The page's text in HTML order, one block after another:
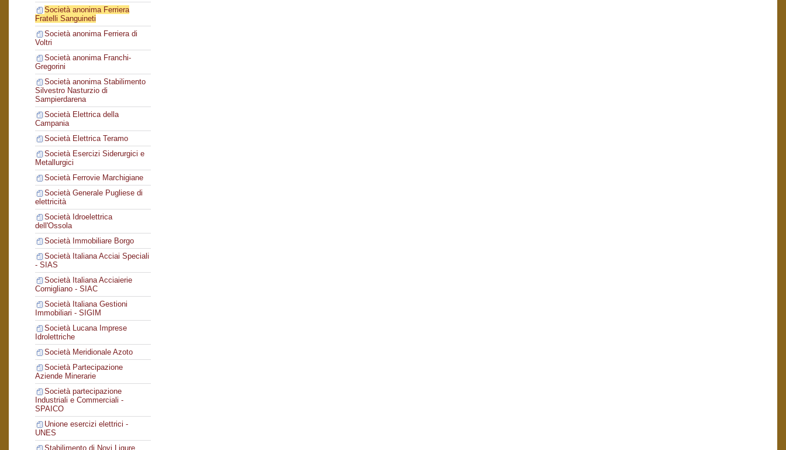
Società anonima Ferriera
Fratelli Sanguineti
Società anonima Ferriera di
Voltri
Società anonima Franchi-
Gregorini
Società anonima Stabilimento
Silvestro Nasturzio di
Sampierdarena
Società Elettrica della
Campania
Società Elettrica Teramo
Società Esercizi Siderurgici e
Metallurgici
Società Ferrovie Marchigiane
Società Generale Pugliese di
elettricità
Società Idroelettrica
dell'Ossola
Società Immobiliare Borgo
Società Italiana Acciai Speciali
- SIAS
Società Italiana Acciaierie
Cornigliano - SIAC
Società Italiana Gestioni
Immobiliari - SIGIM
Società Lucana Imprese
Idrolettriche
Società Meridionale Azoto
Società Partecipazione
Aziende Minerarie
Società partecipazione
Industriali e Commerciali -
SPAICO
Unione esercizi elettrici -
UNES
Stabilimento di Novi Ligure